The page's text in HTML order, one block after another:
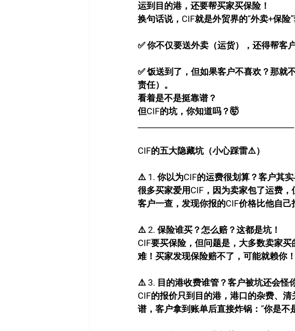
运到目的港，还要帮买家买保险！
换句话说，CIF就是外贸界的“外卖+保险”
✅ 你不仅要送外卖（运货），还得帮客
✅ 饭送到了，但如果客户不喜欢？那就
责任）。
看着是不是挺靠谱？
但CIF的坑，你知道吗？🤯
CIF的五大隐藏坑（小心踩雷⚠️）
⚠️ 1. 你以为CIF的运费很划算？客户其实
很多买家爱用CIF，因为卖家包了运费
客户一查，发现你报的CIF价格比他自己
⚠️ 2. 保险谁买？怎么赔？这都是坑！
CIF要买保险，但问题是，大多数卖家
难！买家发现保险赔不了，可能就赖你！
⚠️ 3. 目的港收费谁管？客户被坑还会怪
CIF的报价只到目的港，港口的杂费、
谱，客户拿到账单后直接炸锅：“你是不